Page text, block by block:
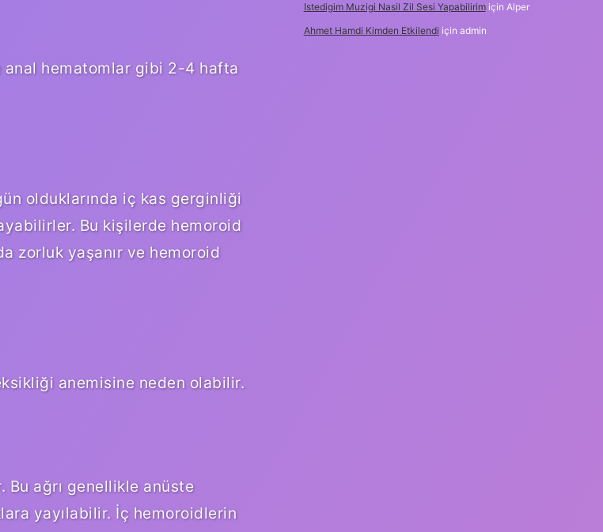
anal hematomlar gibi 2-4 hafta
olduklarında iç kas gerginliği
Bu kişilerde hemoroid
zorluk yaşanır ve hemoroid
anemisine neden olabilir.
ağrı genellikle anüste
yayılabilir. İç hemoroidlerin
Istedigim Muzigi Nasil Zil Sesi Yapabilirimiçin Alper
Ahmet Hamdi Kimden Etkilendi için admin